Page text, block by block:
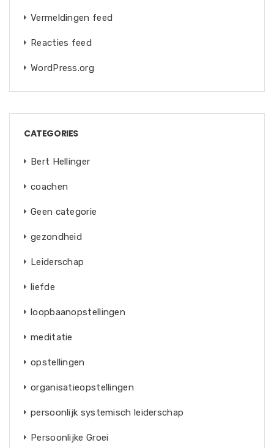
Vermeldingen feed
Reacties feed
WordPress.org
CATEGORIES
Bert Hellinger
coachen
Geen categorie
gezondheid
Leiderschap
liefde
loopbaanopstellingen
meditatie
opstellingen
organisatieopstellingen
persoonlijk systemisch leiderschap
Persoonlijke Groei